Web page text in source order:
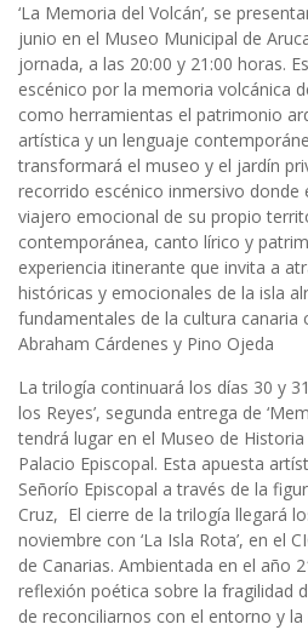
‘La Memoria del Volcán’, se
junio en el Museo Municipal de
jornada, a las 20:00 y 21:00 horas.
escénico por la memoria volcánica
como herramientas el patrimonio
artística y un lenguaje
transformará el museo y el jardín
recorrido escénico inmersivo donde
viajero emocional de su propio
contemporánea, canto lírico y
experiencia itinerante que invita a
históricas y emocionales de la isla
fundamentales de la cultura canaria
Abraham Cárdenes y Pino Ojeda
La trilogía continuará los días 30 y
los Reyes’, segunda entrega de
tendrá lugar en el Museo de
Palacio Episcopal. Esta apuesta
Señorío Episcopal a través de la
Cruz, El cierre de la trilogía llegará
noviembre con ‘La Isla Rota’, en el
de Canarias. Ambientada en el año
reflexión poética sobre la fragilidad
de reconciliarnos con el entorno y la